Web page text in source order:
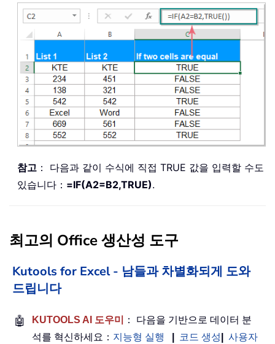
참고 ： 다음과 같이 수식에 직접 TRUE 값을 입력할 수도
있습니다： =IF(A2=B2,TRUE).
최고의 Office 생산성 도구
Kutools for Excel - 남들과 차별화되게 도와
드립니다
🤖 KUTOOLS AI 도우미
： 다음을 기반으로 데이터 분
석를 혁신하세요： 지능형 실행 코드 생성
사용자